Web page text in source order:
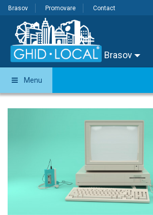
Brasov Promovare Contact
Brasov
Menu